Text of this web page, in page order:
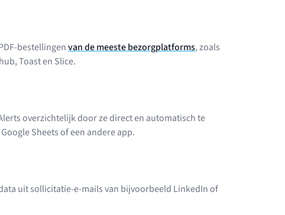
bestellingenvan de meeste bezorgplatforms, zoals
Toast en Slice.
overzichtelijk door ze direct en automatisch te
Sheets of een andere app.
uit sollicitatie-e-mails van bijvoorbeeld LinkedIn of